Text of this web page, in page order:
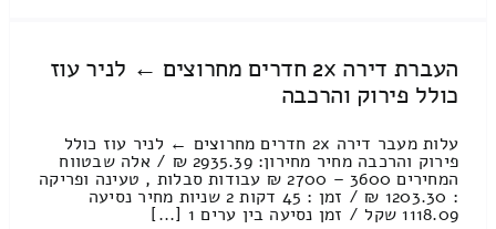
העברת דירה 2x חדרים מחרוצים ← לניר עוז
כולל פירוק והרכבה
עלות מעבר דירה 2x חדרים מחרוצים ← לניר עוז כולל
פירוק והרכבה מחיר מחירון: 2935.39 ₪ / אלה שבטווח
המחירים 3600 – 2700 ₪ עבודות סבלות , טעינה ופריקה
: 1203.30 ₪ / זמן : 45 דקות 2 שניות מחיר נסיעה
1118.09 שקל / זמן נסיעה בין ערים 1 [...]